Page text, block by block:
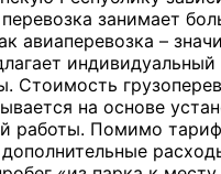
занимает
авиаперевозка –
Стоимость
на основе
работы. Помимо